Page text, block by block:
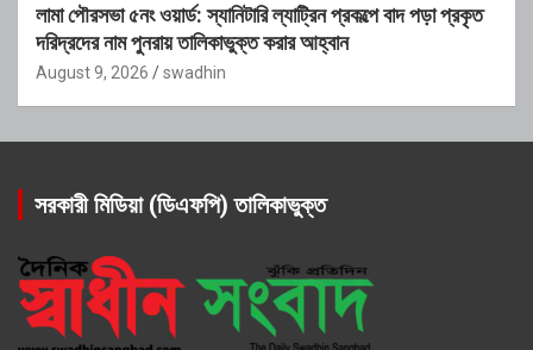
লামা পৌরসভা ৫নং ওয়ার্ড: স্যানিটারি ল্যাট্রিন প্রকল্পে বাদ পড়া প্রকৃত
দরিদ্রদের নাম পুনরায় তালিকাভুক্ত করার আহ্বান
August 9, 2026 swadhin
সরকারী মিডিয়া (ডিএফপি) তালিকাভুক্ত